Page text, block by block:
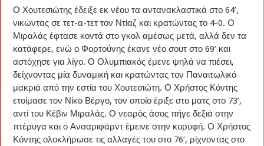
Ο Χουτεσιώτης έδειξε εκ νέου τα αντανακλαστικά στο 64’,
νικώντας σε τετ-α-τετ τον Ντίαζ και κρατώντας το 4-0. Ο
Μιραλάς έφτασε κοντά στο γκολ αμέσως μετά, αλλά δεν τα
κατάφερε, ενώ ο Φορτούνης έκανε νέο σουτ στο 69’ και
αστόχησε για λίγο. Ο Ολυμπιακός έμενε ψηλά να πιέσει,
δείχνοντας μία δυναμική και κρατώντας τον Παναιτωλικό
μακριά από την εστία του Χουτεσιώτη. Ο Χρήστος Κόντης
ετοίμασε τον Νίκο Βέργο, τον οποίο έριξε στο ματς στο 73’,
αντί του Κέβιν Μιραλάς. Ο νεαρός άσος πήγε δεξιά στην
πτέρυγα και ο Ανσαριφάρντ έμεινε στην κορυφή. Ο Χρήστος
Κόντης ολοκλήρωσε τις αλλαγές του στο 76’, ρίχνοντας στο